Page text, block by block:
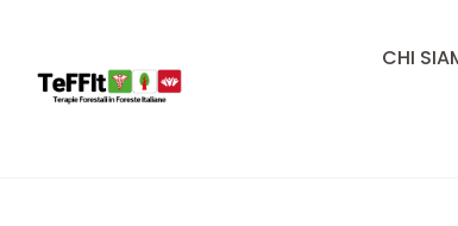
CHI